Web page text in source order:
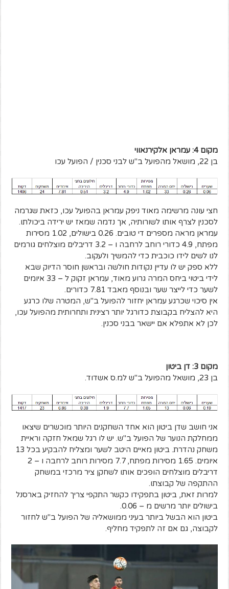
מקום 4: עמראן אלקירנאווי
בן 22, מושאל מהפועל ב"ש לבני סכנין / הפועל עכו
חצי עונה מרשימה מאוד ניפק עמראן בהפועל עכו, כזאת שגרמה
לסכנין לצרף אותו לשורותיה, אך נדמה שמאז יש ירידה ביכולתו.
עמראן מראה מספרים די טובים. 0.26 בישולים, 1.02 מסירות
מפתח, 4.9 כדורי רוחב לרחבה ו – 3.2 דריבלים מוצלחים גורמים
לנו לשים לידו כוכבית כדי להמשיך ולעקוב.
ללא ספק יש לו עדיין נקודות חולשה ובראשן חוסר הדיוק שבא
לידי ביטוי ביחס המרה גרוע מאוד, עמראן זקוק ל – 33 איומים
לשער כדי לייצר שער ובנוסף מאבד 7.81 כדורים.
אין סיכוי שכרגע עמראן יחזור להפועל ב"ש, המטרה שלו כרגע
היא להצליח בקבוצת כדורגל יותר רצינית ותחרותית מהפועל עכו,
לכן לא אתפלא אם יישאר בבני סכנין.
מקום 3: דן ביטון
בן 23, מושאל מהפועל ב"ש למ.ס אשדוד.
אני חושב שדן ביטון הוא אחד השחקנים היותר מוכשרים שיצאו
ממחלקת הנוער של הפועל ב"ש. יש לו רגל שמאל חזקה וראיית
משחק נהדרת. ביטון מאיים היטב לשער ומצליח להבקיע בכל 13
איומים. 1.65 מסירות מפתח, 7.7 מסירות רוחב לרחבה ו – 2
דריבלים מוצלחים הופכים אותו לשחקן ציר מרכזי במשחק
ההתקפה של קבוצתו.
למרות זאת, ביטון בתפקידו כקשר התקפי צריך להחזיק בארסנל
בישולים יותר מרשים מ – 0.06.
ביטון הוא הבשל ביותר בעיני ממושאליה של הפועל ב"ש לחזור
לקבוצה, גם אם זה לתפקיד מחליף.